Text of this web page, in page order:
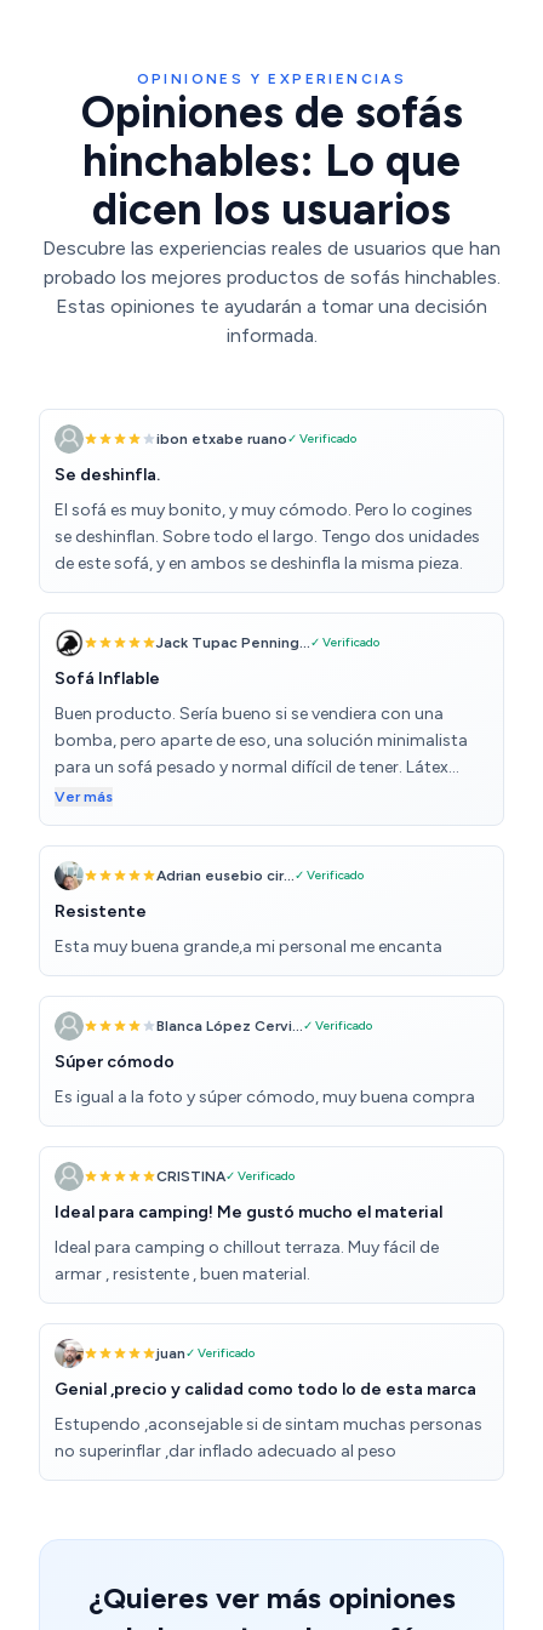
OPINIONES Y EXPERIENCIAS
Opiniones de sofás
hinchables: Lo que
dicen los usuarios
Descubre las experiencias reales de usuarios que han
probado los mejores productos de sofás hinchables.
Estas opiniones te ayudarán a tomar una decisión
informada.
ibon etxabe ruano✓ Verificado
Se deshinfla.
El sofá es muy bonito, y muy cómodo. Pero lo cogines
se deshinflan. Sobre todo el largo. Tengo dos unidades
de este sofá, y en ambos se deshinfla la misma pieza.
Jack Tupac Penning... ✓ Verificado
Sofá Inflable
Buen producto. Sería bueno si se vendiera con una
bomba, pero aparte de eso, una solución minimalista
para un sofá pesado y normal difícil de tener. Látex
resistente y muy cómodo. Gran alternativa a un sofá
normal.
Ver más
Adrian eusebio cir... ✓ Verificado
Resistente
Esta muy buena grande,a mi personal me encanta
Blanca López Cervi... ✓ Verificado
Súper cómodo
Es igual a la foto y súper cómodo, muy buena compra
CRISTINA✓ Verificado
Ideal para camping! Me gustó mucho el material
Ideal para camping o chillout terraza. Muy fácil de
armar , resistente , buen material.
juan✓ Verificado
Genial ,precio y calidad como todo lo de esta marca
Estupendo ,aconsejable si de sintam muchas personas
no superinflar ,dar inflado adecuado al peso
¿Quieres ver más opiniones